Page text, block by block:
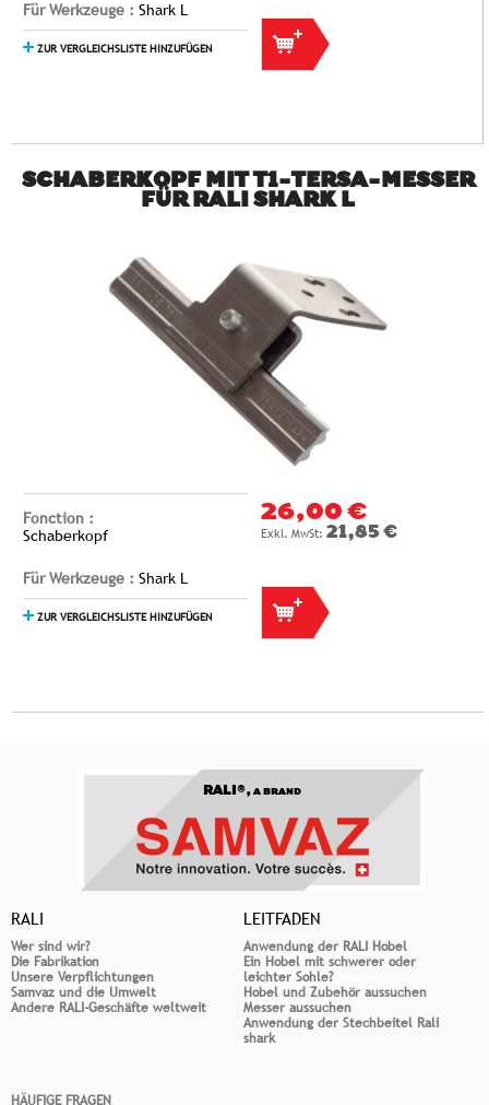
Für Werkzeuge : Shark L
ZUR VERGLEICHSLISTE HINZUFÜGEN
SCHABERKOPF MIT T1-TERSA-MESSER
FÜR RALI SHARK L
Fonction :
Schaberkopf
Für Werkzeuge : Shark L
ZUR VERGLEICHSLISTE HINZUFÜGEN
26,00 €
21,85 €
RALI®,A BRAND
RALI
Wer sind wir?
Die Fabrikation
Unsere Verpflichtungen
Samvaz und die Umwelt
Andere RALI-Geschäfte weltweit
LEITFADEN
Anwendung der RALI Hobel
Ein Hobel mit schwerer oder
leichter Sohle?
Hobel und Zubehör aussuchen
Messer aussuchen
Anwendung der Stechbeitel Rali
shark
HÄUFIGE FRAGEN